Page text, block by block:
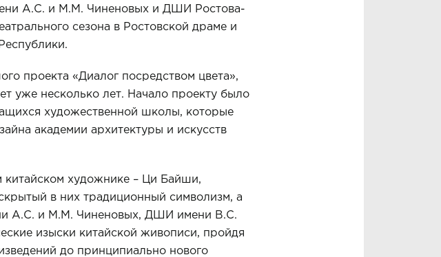
А.С. и М.М. Чиненовых и ДШИ Ростова-
сезона в Ростовской драме и
проекта «Диалог посредством цвета»,
несколько лет. Начало проекту было
художественной школы, которые
академии архитектуры и искусств
китайском художнике – Ци Байши,
в них традиционный символизм, а
А.С. и М.М. Чиненовых, ДШИ имени В.С.
изыски китайской живописи, пройдя
до принципиально нового